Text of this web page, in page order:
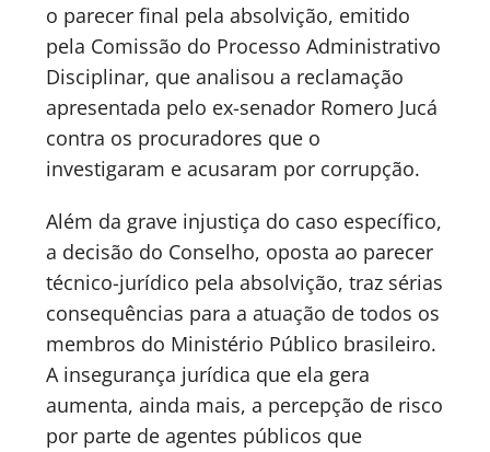
o parecer final pela absolvição, emitido
pela Comissão do Processo Administrativo
Disciplinar, que analisou a reclamação
apresentada pelo ex-senador Romero Jucá
contra os procuradores que o
investigaram e acusaram por corrupção.
Além da grave injustiça do caso específico,
a decisão do Conselho, oposta ao parecer
técnico-jurídico pela absolvição, traz sérias
consequências para a atuação de todos os
membros do Ministério Público brasileiro.
A insegurança jurídica que ela gera
aumenta, ainda mais, a percepção de risco
por parte de agentes públicos que